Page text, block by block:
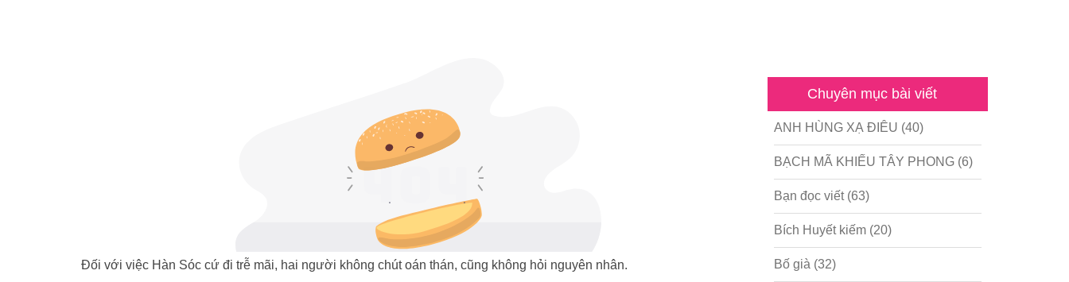
Đối với việc Hàn Sóc cứ đi trễ mãi, hai người không chút oán thán, cũng không hỏi nguyên nhân.
Chuyên mục bài viết
ANH HÙNG XẠ ĐIÊU (40)
BẠCH MÃ KHIẾU TÂY PHONG(6)
Bạn đọc viết(63)
Bích Huyết kiếm(20)
Bố già (32)